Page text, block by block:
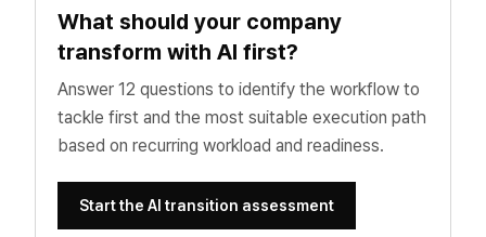
What should your company
transform with AI first?
Answer 12 questions to identify the workflow to
tackle first and the most suitable execution path
based on recurring workload and readiness.
Start the AI transition assessment